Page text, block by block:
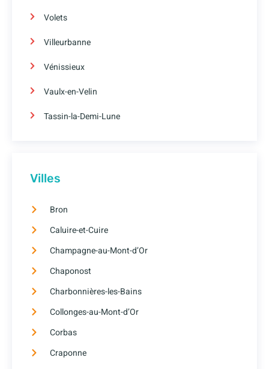
Volets
Villeurbanne
Vénissieux
Vaulx-en-Velin
Tassin-la-Demi-Lune
Villes
Bron
Caluire-et-Cuire
Champagne-au-Mont-d’Or
Chaponost
Charbonnières-les-Bains
Collonges-au-Mont-d’Or
Corbas
Craponne